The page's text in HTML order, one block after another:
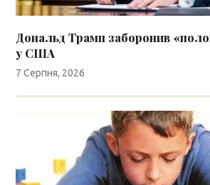
Дональд Трамп заборонив
у США
7 Серпня, 2026